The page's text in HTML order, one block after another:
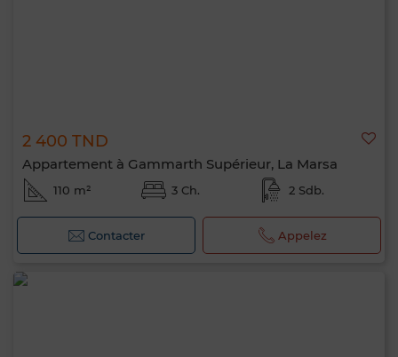
2 400 TND
Appartement à Gammarth Supérieur, La Marsa
110 m² 3 Ch. 2 Sdb.
Contacter Appelez